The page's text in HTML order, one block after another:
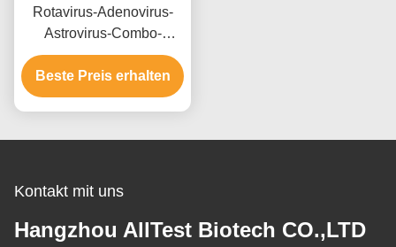
Rotavirus-Adenovirus-
Astrovirus-Combo-
Schnelltest mit 15
Minuten Lesezeit CE-
zertifiziert und hohe
Beste Preis erhalten
Kontakt mit uns
Hangzhou AllTest Biotech CO.,LTD